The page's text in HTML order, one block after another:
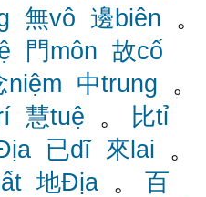
無vô 邊biên 。
門môn 故cố
niệm 中trung 。
慧tuệ 。
比tỉ
已dĩ 來lai 。
地Địa 。 百